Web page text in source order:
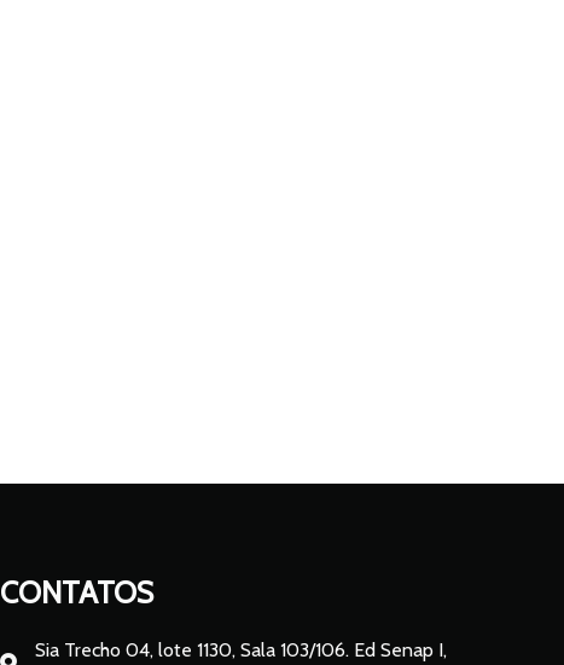
CONTATOS
Sia Trecho 04, lote 1130, Sala 103/106. Ed Senap I,